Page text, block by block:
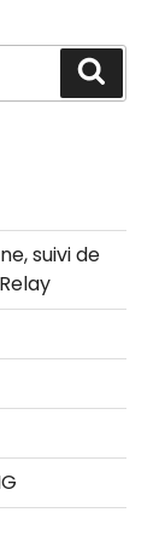
suivi de